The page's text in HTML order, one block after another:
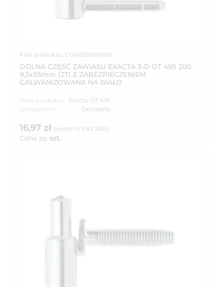
Kod produktu: CG495200H505
DOLNA CZĘŚĆ ZAWIASU EXACTA 3-D OT 495 200
9,5x55mm (2T) Z ZABEZPIECZENIEM
GALWANIZOWANA NA BIAŁO
Seria produktu:
Exacta OT 495
Dostępność:
Dostępny
16,97 zł brutto (z VAT 23%)
Cena za: szt.